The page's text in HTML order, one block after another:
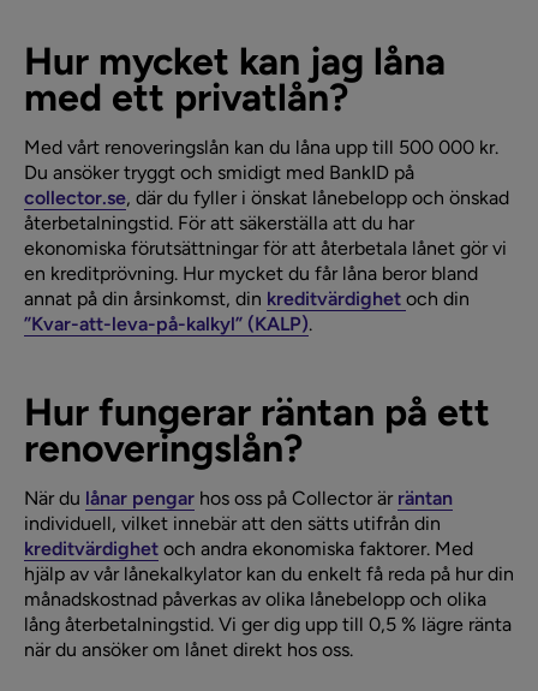
Hur mycket kan jag låna
med ett privatlån?
Med vårt renoveringslån kan du låna upp till 500 000 kr.
Du ansöker tryggt och smidigt med BankID på
collector.se, där du fyller i önskat lånebelopp och önskad
återbetalningstid. För att säkerställa att du har
ekonomiska förutsättningar för att återbetala lånet gör vi
en kreditprövning. Hur mycket du får låna beror bland
annat på din årsinkomst, din kreditvärdighet och din
”Kvar-att-leva-på-kalkyl” (KALP).
Hur fungerar räntan på ett
renoveringslån?
När du lånar pengar hos oss på Collector är räntan
individuell, vilket innebär att den sätts utifrån din
kreditvärdighet och andra ekonomiska faktorer. Med
hjälp av vår lånekalkylator kan du enkelt få reda på hur din
månadskostnad påverkas av olika lånebelopp och olika
lång återbetalningstid. Vi ger dig upp till 0,5 % lägre ränta
när du ansöker om lånet direkt hos oss.